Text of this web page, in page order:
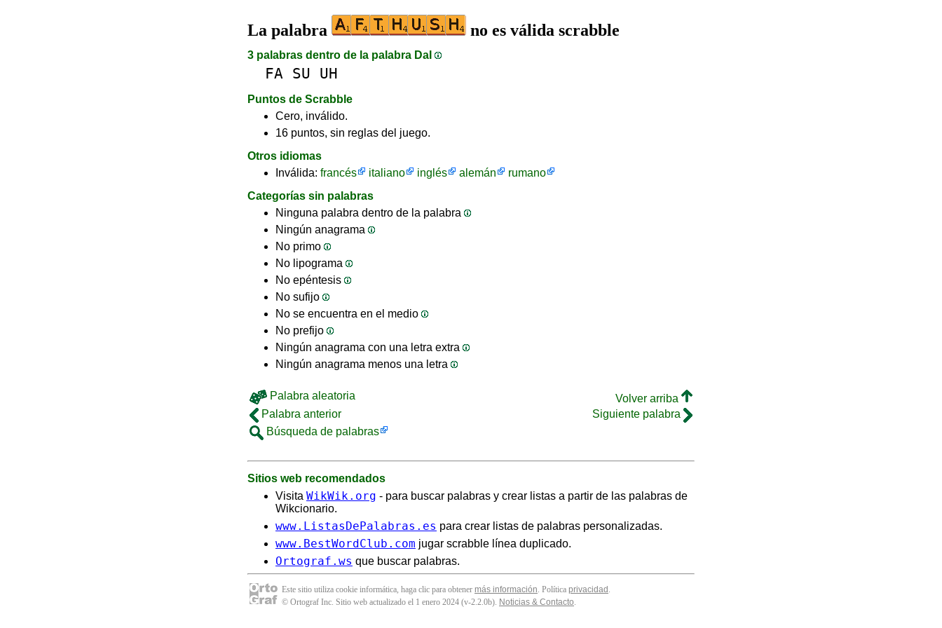
La palabra no es válida scrabble
3 palabras dentro de la palabra DaI
FA SU UH
Puntos de Scrabble
Cero, inválido.
16 puntos, sin reglas del juego.
Otros idiomas
Inválida: francés italiano inglés alemán
rumano
Categorías sin palabras
Ninguna palabra dentro de la palabra
Ningún anagrama
No primo
No lipograma
No epéntesis
No sufijo
No se encuentra en el medio
No prefijo
Ningún anagrama con una letra extra
Ningún anagrama menos una letra
Palabra aleatoria
Volver arriba
Palabra anterior
Siguiente palabra
Búsqueda de palabras
Sitios web recomendados
Visita WikWik.org - para buscar palabras y crear listas a partir de las palabras de
Wikcionario.
www.ListasDePalabras.es para crear listas de palabras personalizadas.
www.BestWordClub.com jugar scrabble línea duplicado.
Ortograf.ws que buscar palabras.
Este sitio utiliza cookie informática, haga clic para obtener más información. Política privacidad .
© Ortograf Inc. Sitio web actualizado el 1 enero 2024 (v-2.2.0b). Noticias & Contacto.